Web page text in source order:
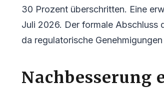
30 Prozent überschritten. Eine
Juli 2026. Der formale Abschluss
da regulatorische